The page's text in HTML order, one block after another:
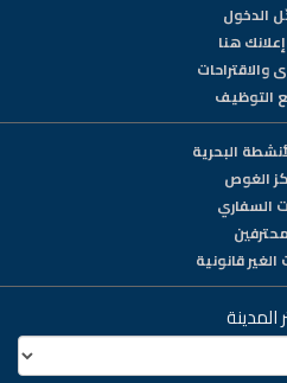
الدخول
هنا
والاقتراحات
التوظيف
البحرية
الغوص
السفاري
الغير قانونية
المدينة